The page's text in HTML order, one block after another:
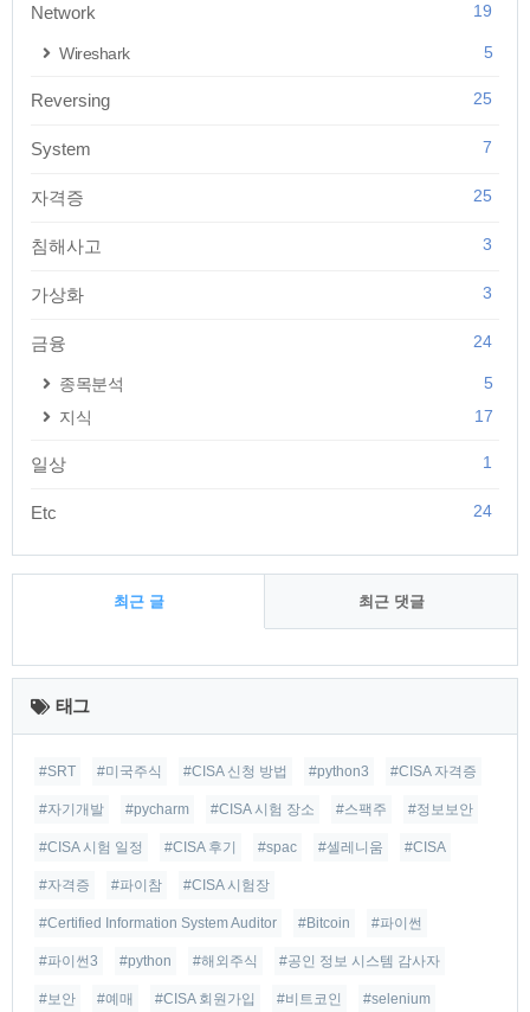
Network 19
Wireshark 5
Reversing 25
System 7
자격증 25
침해사고 3
가상화 3
금융 24
종목분석
5
지식
17
일상 1
Etc 24
최근 글 최근 댓글
최
근
글
태그
#SRT #미국주식 #CISA 신청 방법 #python3 #CISA 자격증
#자기개발 #pycharm #CISA 시험 장소 #스팩주 #정보보안
#CISA 시험 일정 #CISA 후기 #spac #셀레니움 #CISA
#자격증 #파이참 #CISA 시험장
#Certified Information System Auditor #Bitcoin #파이썬
#파이썬3 #python #해외주식 #공인 정보 시스템 감사자
#보안 #예매 #CISA 회원가입 #비트코인 #selenium